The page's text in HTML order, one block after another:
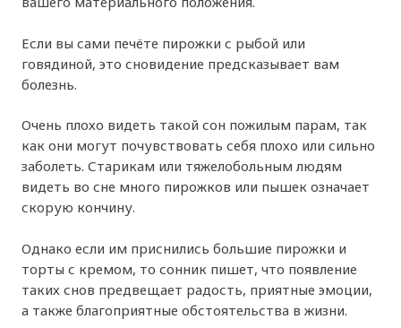
Если вы сами печёте пирожки с рыбой или
говядиной, это сновидение предсказывает вам
болезнь.
Очень плохо видеть такой сон пожилым парам, так
как они могут почувствовать себя плохо или сильно
заболеть. Старикам или тяжелобольным людям
видеть во сне много пирожков или пышек означает
скорую кончину.
Однако если им приснились большие пирожки и
торты с кремом, то сонник пишет, что появление
таких снов предвещает радость, приятные эмоции,
а также благоприятные обстоятельства в жизни.